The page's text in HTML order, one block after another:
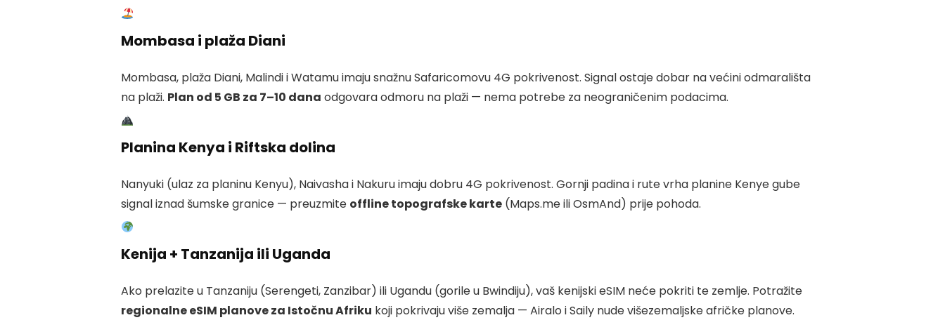
Mombasa i plaža Diani
Mombasa, plaža Diani, Malindi i Watamu imaju snažnu Safaricomovu 4G pokrivenost. Signal ostaje dobar na većini odmarališta
na plaži. Plan od 5 GB za 7–10 dana odgovara odmoru na plaži — nema potrebe za neograničenim podacima.
Planina Kenya i Riftska dolina
Nanyuki (ulaz za planinu Kenyu), Naivasha i Nakuru imaju dobru 4G pokrivenost. Gornji padina i rute vrha planine Kenye gube
signal iznad šumske granice — preuzmite offline topografske karte (Maps.me ili OsmAnd) prije pohoda.
Kenija + Tanzanija ili Uganda
Ako prelazite u Tanzaniju (Serengeti, Zanzibar) ili Ugandu (gorile u Bwindiju), vaš kenijski eSIM neće pokriti te zemlje. Potražite
regionalne eSIM planove za Istočnu Afriku koji pokrivaju više zemalja — Airalo i Saily nude višezemaljske afričke planove.